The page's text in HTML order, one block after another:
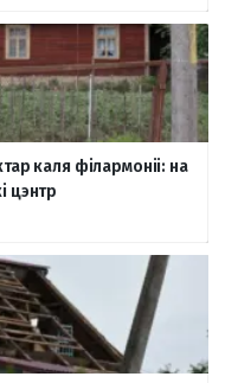
каля філармоніі: на
цэнтр